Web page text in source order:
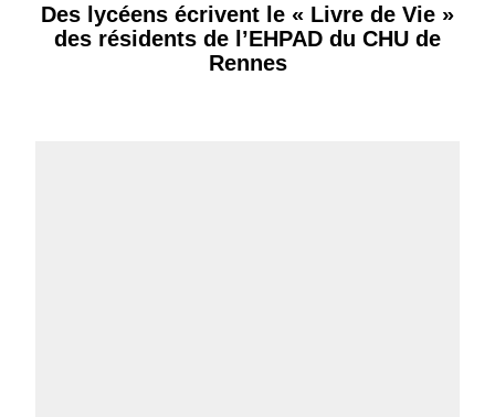
Des lycéens écrivent le « Livre de Vie »
des résidents de l’EHPAD du CHU de
Rennes